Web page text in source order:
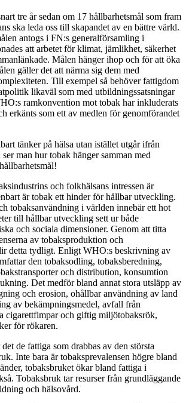
tre år sedan om 17 hållbarhetsmål som fram
ska leda oss till skapandet av en bättre värld.
antogs i FN:s generalförsamling i
att arbetet för klimat, jämlikhet, säkerhet
Målen hänger ihop och för att öka
gäller det att närma sig dem med
Till exempel så behöver fattigdom
likaväl som med utbildningssatsningar
ramkonvention mot tobak har inkluderats
erkänts som ett av medlen för genomförandet
tänker på hälsa utan istället utgår ifrån
man hur tobak hänger samman med
och folkhälsans intressen är
är tobak ett hinder för hållbar utveckling.
tobaksanvändning i världen innebär ett hot
till hållbar utveckling sett ur både
och sociala dimensioner. Genom att titta
av tobaksproduktion och
detta tydligt. Enligt WHO:s beskrivning av
den tobaksodling, tobaksberedning,
och distribution, konsumtion
Det medför bland annat stora utsläpp av
och erosion, ohållbar användning av land
av bekämpningsmedel, avfall från
cigarettfimpar och giftig miljötobaksrök,
för rökaren.
de fattiga som drabbas av den största
Inte bara är tobaksprevalensen högre bland
tobaksbruket ökar bland fattiga i
Tobaksbruk tar resurser från grundläggande
och hälsovård.